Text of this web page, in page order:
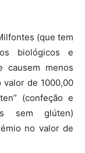
(que tem
biológicos e
causem menos
de 1000,00
(confeção e
sem glúten)
no valor de